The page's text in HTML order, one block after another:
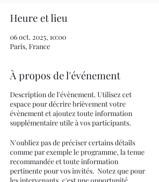
Heure et lieu
06 oct. 2025, 10:00
Paris, France
À propos de l'événement
Description de l'évènement. Utilisez cet
espace pour décrire brièvement votre
évènement et ajoutez toute information
supplémentaire utile à vos participants.
N'oubliez pas de préciser certains détails
comme par exemple le programme, la tenue
recommandée et toute information
pertinente pour vos invités. Notez que pour